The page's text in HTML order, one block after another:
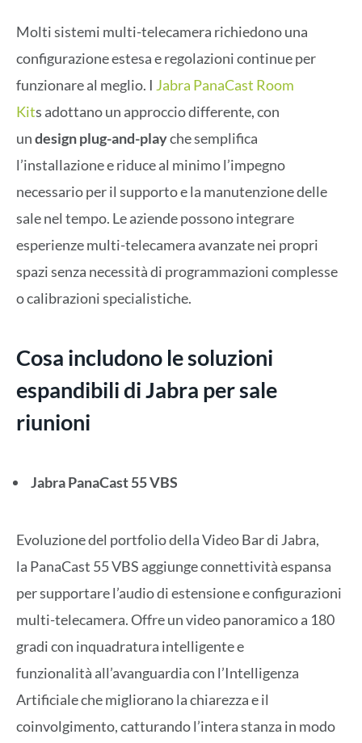
Molti sistemi multi-telecamera richiedono una
configurazione estesa e regolazioni continue per
funzionare al meglio. I Jabra PanaCast Room
Kits adottano un approccio differente, con
undesign plug-and-playche semplifica
l’installazione e riduce al minimo l’impegno
necessario per il supporto e la manutenzione delle
sale nel tempo. Le aziende possono integrare
esperienze multi-telecamera avanzate nei propri
spazi senza necessità di programmazioni complesse
o calibrazioni specialistiche.
Cosa includono le soluzioni
espandibili di Jabra per sale
riunioni
Jabra PanaCast 55 VBS
Evoluzione del portfolio della Video Bar di Jabra,
la PanaCast 55 VBS aggiunge connettività espansa
per supportare l’audio di estensione e configurazioni
multi-telecamera. Offre un video panoramico a 180
gradi con inquadratura intelligente e
funzionalità all’avanguardia con l’Intelligenza
Artificiale che migliorano la chiarezza e il
coinvolgimento, catturando l’intera stanza in modo